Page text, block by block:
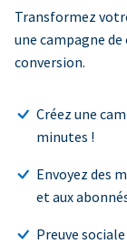
Transformez
une campagne
conversion.
Créez une
minutes !
Envoyez des
et aux
Preuve